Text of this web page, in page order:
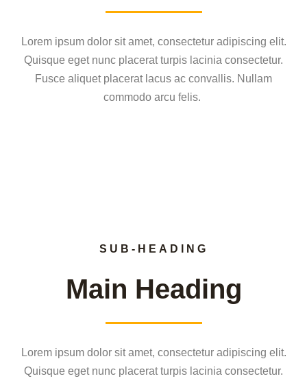
Lorem ipsum dolor sit amet, consectetur adipiscing elit.
Quisque eget nunc placerat turpis lacinia consectetur.
Fusce aliquet placerat lacus ac convallis. Nullam
commodo arcu felis.
SUB-HEADING
Main Heading
Lorem ipsum dolor sit amet, consectetur adipiscing elit.
Quisque eget nunc placerat turpis lacinia consectetur.